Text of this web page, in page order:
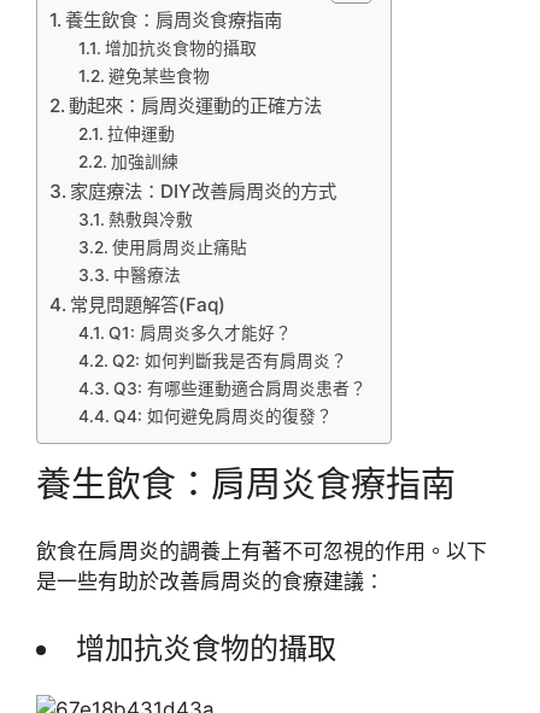
養生飲食：肩周炎食療指南
增加抗炎食物的攝取
避免某些食物
動起來：肩周炎運動的正確方法
拉伸運動
加強訓練
家庭療法：DIY改善肩周炎的方式
熱敷與冷敷
使用肩周炎止痛貼
中醫療法
常見問題解答(Faq)
Q1: 肩周炎多久才能好？
Q2: 如何判斷我是否有肩周炎？
Q3: 有哪些運動適合肩周炎患者？
Q4: 如何避免肩周炎的復發？
養生飲食：肩周炎食療指南
飲食在肩周炎的調養上有著不可忽視的作用。以下
是一些有助於改善肩周炎的食療建議：
增加抗炎食物的攝取